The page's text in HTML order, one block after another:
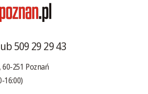
509 29 29 43
251 Poznań
16:00)